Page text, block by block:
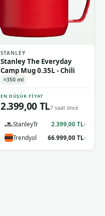
STANLEY
Stanley The Everyday
Camp Mug 0.35L - Chili
350 ml
EN DÜŞÜK FIYAT
2.399,00 TL7 saat önce
StanleyTr 2.399,00 TL›
Trendyol 66.999,00 TL›